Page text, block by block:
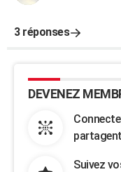
3 réponses
DEVENEZ
Suivez